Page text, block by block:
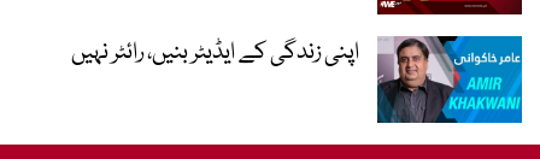
اپنی زندگی کے ایڈیٹر بنیں، رائٹر نہیں